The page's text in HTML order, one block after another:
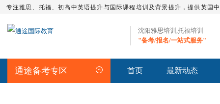
专注雅思、托福、初高中英语提升与国际课程培训及背景提升，提供英国
沈阳雅思培训,托福培训
"备考/报名/一站式服务"
通途备考专区 首页 最新动态